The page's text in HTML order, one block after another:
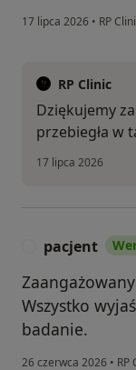
17 lipca 2026 • RP
RP Clinic
Dziękujemy
przebiegła w
17 lipca 2026
pacjent
Wszystko
badanie.
26 czerwca 2026 • RP